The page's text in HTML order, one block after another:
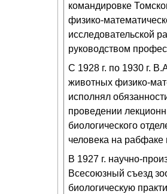
командировке
физико-
исследовательской
руководством
С 1928 г. по 1930 г.
животных физико-
исполнял
проведении
биологического
человека на
В 1927 г. научно-
Всесоюзный съезд
биологическую